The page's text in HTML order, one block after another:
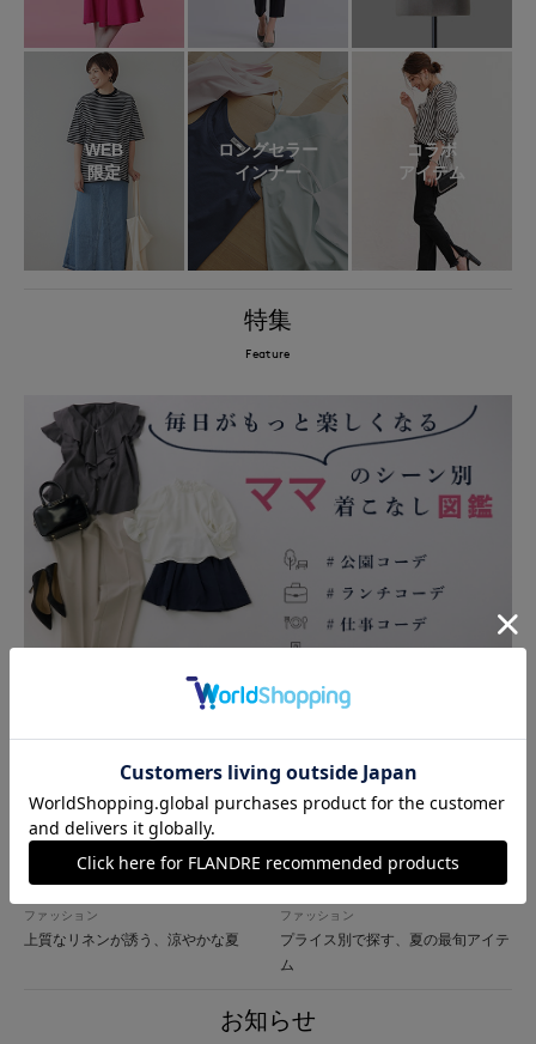
WEB
限定
ロングセラー
インナー
コラボ
アイテム
特集
Feature
ファッション
上質なリネンが誘う、涼やかな夏
ファッション
プライス別で探す、夏の最旬アイテ
ム
お知らせ